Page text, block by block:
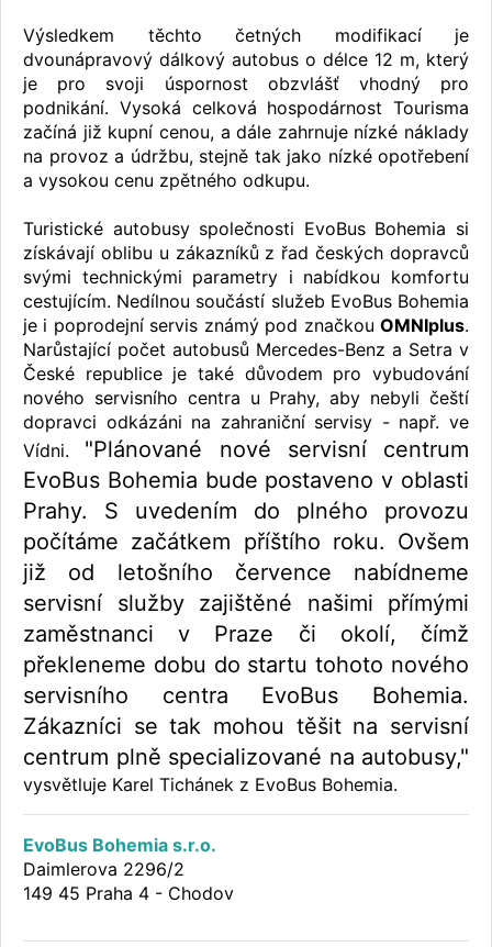
Výsledkem těchto četných modifikací je
dvounápravový dálkový autobus o délce 12 m, který
je pro svoji úspornost obzvlášť vhodný pro
podnikání. Vysoká celková hospodárnost Tourisma
začíná již kupní cenou, a dále zahrnuje nízké náklady
na provoz a údržbu, stejně tak jako nízké opotřebení
a vysokou cenu zpětného odkupu.
Turistické autobusy společnosti EvoBus Bohemia si
získávají oblibu u zákazníků z řad českých dopravců
svými technickými parametry i nabídkou komfortu
cestujícím. Nedílnou součástí služeb EvoBus Bohemia
je i poprodejní servis známý pod značkou OMNIplus.
Narůstající počet autobusů Mercedes-Benz a Setra v
České republice je také důvodem pro vybudování
nového servisního centra u Prahy, aby nebyli čeští
dopravci odkázáni na zahraniční servisy - např. ve
Vídni. "Plánované nové servisní centrum
EvoBus Bohemia bude postaveno v oblasti
Prahy. S uvedením do plného provozu
počítáme začátkem příštího roku. Ovšem
již od letošního července nabídneme
servisní služby zajištěné našimi přímými
zaměstnanci v Praze či okolí, čímž
překleneme dobu do startu tohoto nového
servisního centra EvoBus Bohemia.
Zákazníci se tak mohou těšit na servisní
centrum plně specializované na autobusy,"
vysvětluje Karel Tichánek z EvoBus Bohemia.
EvoBus Bohemia s.r.o.
Daimlerova 2296/2
149 45 Praha 4 - Chodov